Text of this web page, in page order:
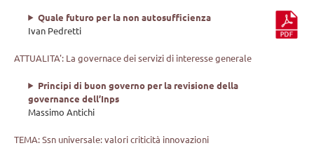
Quale futuro per la non autosufficienza
Ivan Pedretti
ATTUALITA': La governace dei servizi di interesse generale
Principi di buon governo per la revisione della
governance dell’Inps
Massimo Antichi
TEMA: Ssn universale: valori criticità innovazioni